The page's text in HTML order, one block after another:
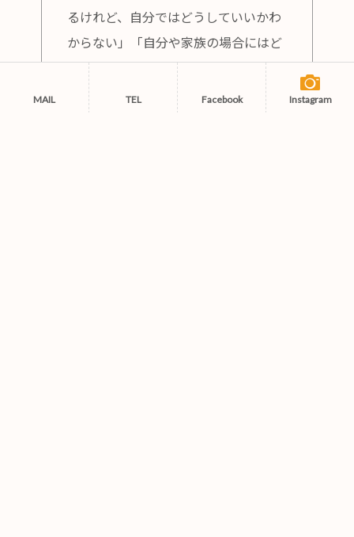
るけれど、自分ではどうしていいかわ
からない」「自分や家族の場合にはど
んなサービスを利用できるのだろう」
など、ご利用者様によって相談内容も
MAIL TEL Facebook Instagram